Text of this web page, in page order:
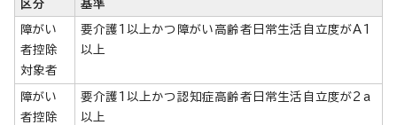
区分 基準
障がい
者控除
対象者
要介護1以上かつ障がい高齢者日常生活自立度がA1
以上
障がい
者控除
要介護1以上かつ認知症高齢者日常生活自立度が2a
以上